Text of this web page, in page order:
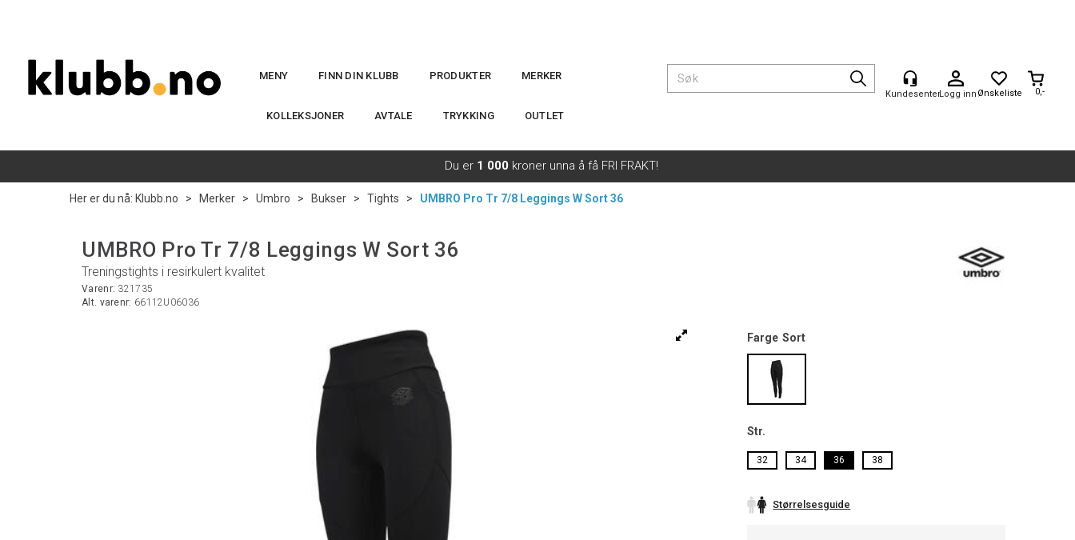
Logg inn 0,-
MENY FINN DIN KLUBB PRODUKTER MERKER
KOLLEKSJONER AVTALE TRYKKING OUTLET
Du er 1 000 kroner unna å få FRI FRAKT!
Her er du nå: Klubb.no > Merker > Umbro > Bukser > Tights > UMBRO Pro Tr 7/8 Leggings W Sort 36
UMBRO Pro Tr 7/8 Leggings W Sort 36
Treningstights i resirkulert kvalitet
Varenr: 321735
Alt. varenr: 66112U06036
Farge Sort
Str.
32 34 36 38
Størrelsesguide